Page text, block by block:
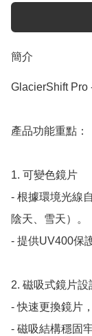
簡介
GlacierShift Pro
產品功能重點：
1. 可變色鏡片
- 根據環境光線
陰天、雪天）。
- 提供UV400保
2. 磁吸式鏡片設
- 快速更換鏡片
- 磁吸結構穩固